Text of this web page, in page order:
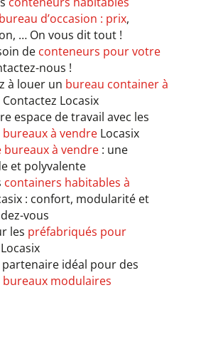
d’occasion : prix,
… On vous dit tout !
de conteneurs pour votre
nous !
à louer un bureau container à
Locasix
espace de travail avec les
à vendreLocasix
bureaux à vendre: une
et polyvalente
containers habitables à
: confort, modularité et
vous
les préfabriqués pour
partenaire idéal pour des
modulaires